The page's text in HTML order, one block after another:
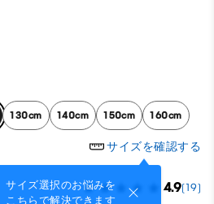
130cm 140cm 150cm 160cm
サイズを確認する
サイズ選択のお悩みを
こちらで解決できます
4.9(19)